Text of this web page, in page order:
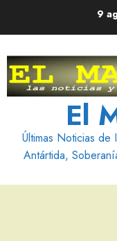
9
El
Últimas Noticias de
Antártida,